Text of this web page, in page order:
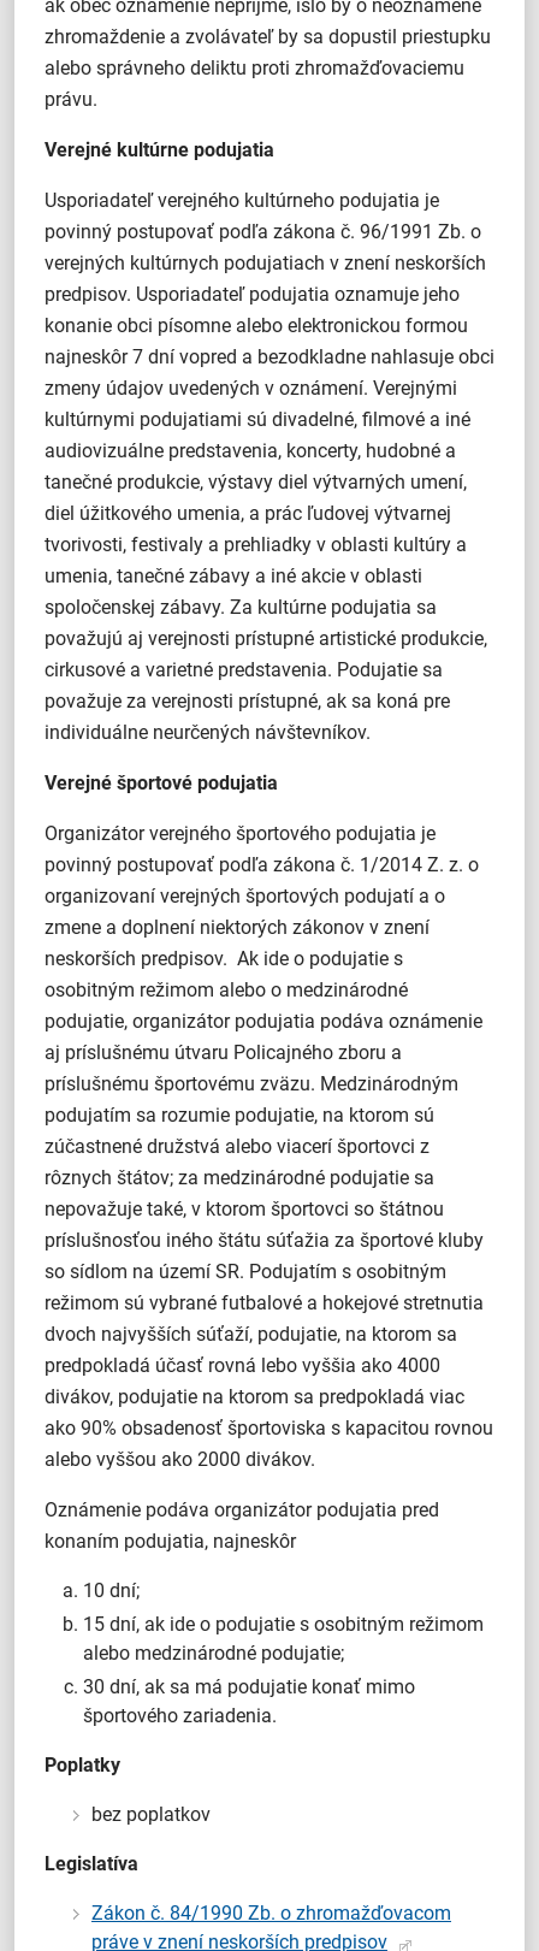
ak obec oznámenie neprijme, išlo by o neoznámené
zhromaždenie a zvolávateľ by sa dopustil priestupku
alebo správneho deliktu proti zhromažďovaciemu
právu.
Verejné kultúrne podujatia
Usporiadateľ verejného kultúrneho podujatia je
povinný postupovať podľa zákona č. 96/1991 Zb. o
verejných kultúrnych podujatiach v znení neskorších
predpisov. Usporiadateľ podujatia oznamuje jeho
konanie obci písomne alebo elektronickou formou
najneskôr 7 dní vopred a bezodkladne nahlasuje obci
zmeny údajov uvedených v oznámení. Verejnými
kultúrnymi podujatiami sú divadelné, filmové a iné
audiovizuálne predstavenia, koncerty, hudobné a
tanečné produkcie, výstavy diel výtvarných umení,
diel úžitkového umenia, a prác ľudovej výtvarnej
tvorivosti, festivaly a prehliadky v oblasti kultúry a
umenia, tanečné zábavy a iné akcie v oblasti
spoločenskej zábavy. Za kultúrne podujatia sa
považujú aj verejnosti prístupné artistické produkcie,
cirkusové a varietné predstavenia. Podujatie sa
považuje za verejnosti prístupné, ak sa koná pre
individuálne neurčených návštevníkov.
Verejné športové podujatia
Organizátor verejného športového podujatia je
povinný postupovať podľa zákona č. 1/2014 Z. z. o
organizovaní verejných športových podujatí a o
zmene a doplnení niektorých zákonov v znení
neskorších predpisov. Ak ide o podujatie s
osobitným režimom alebo o medzinárodné
podujatie, organizátor podujatia podáva oznámenie
aj príslušnému útvaru Policajného zboru a
príslušnému športovému zväzu. Medzinárodným
podujatím sa rozumie podujatie, na ktorom sú
zúčastnené družstvá alebo viacerí športovci z
rôznych štátov; za medzinárodné podujatie sa
nepovažuje také, v ktorom športovci so štátnou
príslušnosťou iného štátu súťažia za športové kluby
so sídlom na území SR. Podujatím s osobitným
režimom sú vybrané futbalové a hokejové stretnutia
dvoch najvyšších súťaží, podujatie, na ktorom sa
predpokladá účasť rovná lebo vyššia ako 4000
divákov, podujatie na ktorom sa predpokladá viac
ako 90% obsadenosť športoviska s kapacitou rovnou
alebo vyššou ako 2000 divákov.
Oznámenie podáva organizátor podujatia pred
konaním podujatia, najneskôr
10 dní;
15 dní, ak ide o podujatie s osobitným režimom
alebo medzinárodné podujatie;
30 dní, ak sa má podujatie konať mimo
športového zariadenia.
Poplatky
bez poplatkov
Legislatíva
Zákon č. 84/1990 Zb. o zhromažďovacom
práve v znení neskorších predpisov